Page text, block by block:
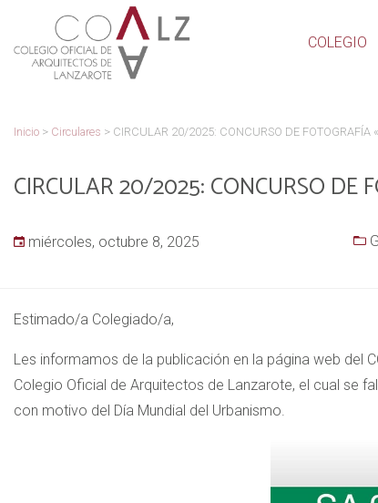
COLEGIO
Inicio > Circulares > CIRCULAR 20/2025: CONCURSO DE FOTOGRAFÍA
CIRCULAR 20/2025: CONCURSO DE
miércoles, octubre 8, 2025
Estimado/a Colegiado/a,
Les informamos de la publicación en la página web del
Colegio Oficial de Arquitectos de Lanzarote, el cual se
con motivo del Día Mundial del Urbanismo.